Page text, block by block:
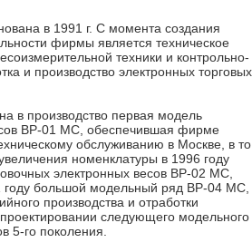
в 1991 г. С момента создания
фирмы является техническое
техники и контрольно-
и производство электронных торговых
в производство первая модель
ВР-01 МС, обеспечившая фирме
обслуживанию в Москве, в то
номенклатуры в 1996 году
электронных весов ВР-02 МС,
большой модельный ряд ВР-04 МС,
производства и отработки
следующего модельного
5-го поколения.